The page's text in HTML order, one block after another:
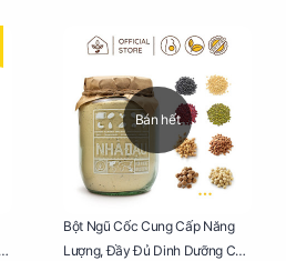
Bán hết
Bột Ngũ Cốc Cung Cấp Năng
Lượng, Đầy Đủ Dinh Dưỡng Cho